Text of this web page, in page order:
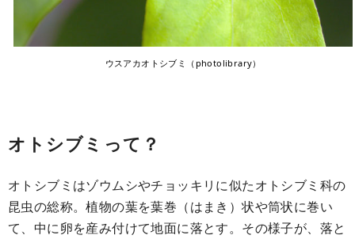
ウスアカオトシブミ（photolibrary）
オトシブミって？
オトシブミはゾウムシやチョッキリに似たオトシブミ科の
昆虫の総称。植物の葉を葉巻（はまき）状や筒状に巻い
て、中に卵を産み付けて地面に落とす。その様子が、落と